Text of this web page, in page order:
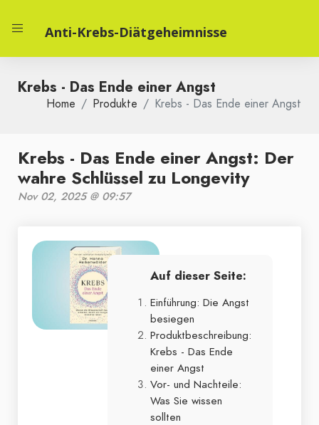
Anti-Krebs-Diätgeheimnisse
Krebs - Das Ende einer Angst
Home Produkte Krebs - Das Ende einer Angst
Krebs - Das Ende einer Angst: Der
wahre Schlüssel zu Longevity
Nov 02, 2025 @ 09:57
Auf dieser Seite:
Einführung: Die Angst
besiegen
Produktbeschreibung:
Krebs - Das Ende
einer Angst
Vor- und Nachteile:
Was Sie wissen
sollten